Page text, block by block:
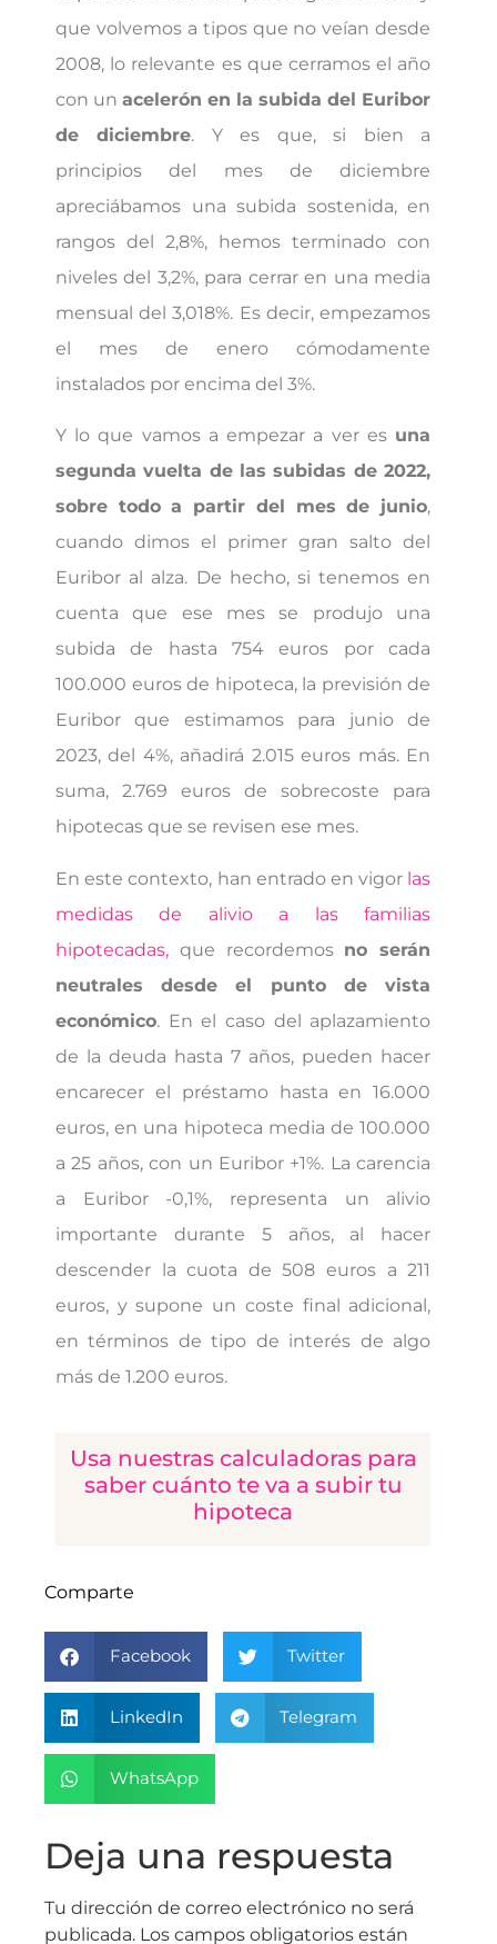
que volvemos a tipos que no veían desde
2008, lo relevante es que cerramos el año
con unacelerón en la subida del Euribor
de diciembre. Y es que, si bien a
principios del mes de diciembre
apreciábamos una subida sostenida, en
rangos del 2,8%, hemos terminado con
niveles del 3,2%, para cerrar en una media
mensual del 3,018%. Es decir, empezamos
el mes de enero cómodamente
instalados por encima del 3%.
Y lo que vamos a empezar a ver es una
segunda vuelta de las subidas de 2022,
sobre todo a partir del mes de junio,
cuando dimos el primer gran salto del
Euribor al alza. De hecho, si tenemos en
cuenta que ese mes se produjo una
subida de hasta 754 euros por cada
100.000 euros de hipoteca, la previsión de
Euribor que estimamos para junio de
2023, del 4%, añadirá 2.015 euros más. En
suma, 2.769 euros de sobrecoste para
hipotecas que se revisen ese mes.
En este contexto, han entrado en vigor las
medidas de alivio a las familias
hipotecadas, que recordemos no serán
neutrales desde el punto de vista
económico. En el caso del aplazamiento
de la deuda hasta 7 años, pueden hacer
encarecer el préstamo hasta en 16.000
euros, en una hipoteca media de 100.000
a 25 años, con un Euribor +1%. La carencia
a Euribor -0,1%, representa un alivio
importante durante 5 años, al hacer
descender la cuota de 508 euros a 211
euros, y supone un coste final adicional,
en términos de tipo de interés de algo
más de 1.200 euros.
Usa nuestras calculadoras para
saber cuánto te va a subir tu
hipoteca
Comparte
Facebook Twitter
LinkedIn Telegram
WhatsApp
Deja una respuesta
Tu dirección de correo electrónico no será
publicada. Los campos obligatorios están